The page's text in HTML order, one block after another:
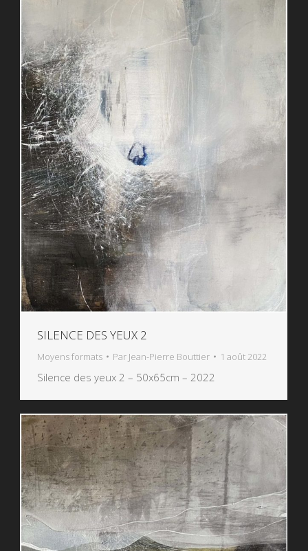
SILENCE DES YEUX 2
Moyens formats Par Jean-Pierre Bouttier 1 août 2022
Silence des yeux 2 – 50x65cm – 2022